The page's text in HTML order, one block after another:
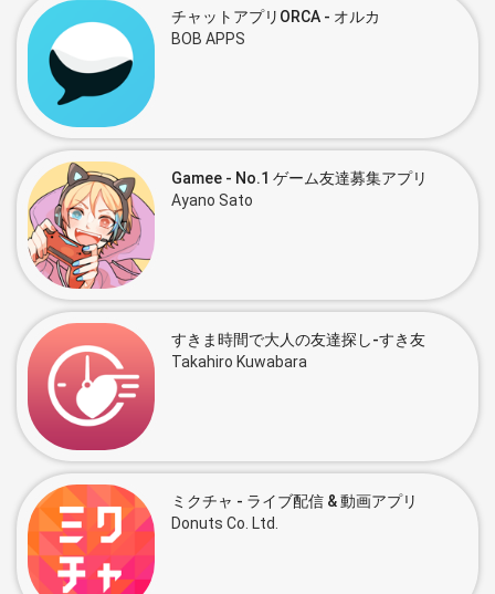
チャットアプリORCA - オルカ
BOB APPS
Gamee - No.1 ゲーム友達募集アプリ
Ayano Sato
すきま時間で大人の友達探し-すき友
Takahiro Kuwabara
ミクチャ - ライブ配信 & 動画アプリ
Donuts Co. Ltd.